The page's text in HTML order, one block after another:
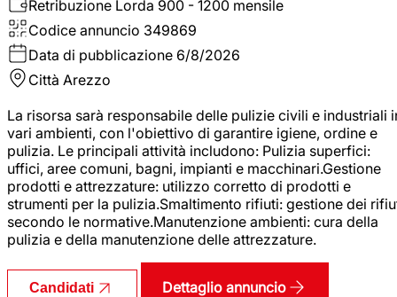
Retribuzione Lorda 900 - 1200 mensile
Codice annuncio 349869
Data di pubblicazione 6/8/2026
Città Arezzo
La risorsa sarà responsabile delle pulizie civili e industriali
vari ambienti, con l'obiettivo di garantire igiene, ordine e
pulizia. Le principali attività includono: Pulizia superfici:
uffici, aree comuni, bagni, impianti e macchinari.Gestione
prodotti e attrezzature: utilizzo corretto di prodotti e
strumenti per la pulizia.Smaltimento rifiuti: gestione dei
secondo le normative.Manutenzione ambienti: cura della
pulizia e della manutenzione delle attrezzature.
Candidati Dettaglio annuncio